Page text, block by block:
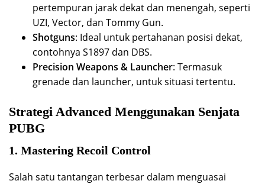
pertempuran jarak dekat dan menengah, seperti
UZI, Vector, dan Tommy Gun.
Shotguns: Ideal untuk pertahanan posisi dekat,
contohnya S1897 dan DBS.
Precision Weapons & Launcher: Termasuk
grenade dan launcher, untuk situasi tertentu.
Strategi Advanced Menggunakan Senjata
PUBG
1. Mastering Recoil Control
Salah satu tantangan terbesar dalam menguasai